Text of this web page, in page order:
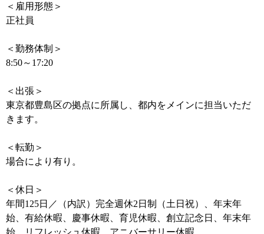
＜雇用形態＞
正社員
＜勤務体制＞
8:50～17:20
＜出張＞
東京都豊島区の拠点に所属し、都内をメインに担当いただ
きます。
＜転勤＞
場合により有り。
＜休日＞
年間125日／（内訳）完全週休2日制（土日祝）、年末年
始、有給休暇、慶事休暇、育児休暇、創立記念日、年末年
始、リフレッシュ休暇、アニバーサリー休暇